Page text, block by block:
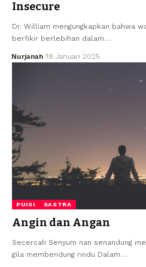
Insecure
Dr. William mengungkapkan bahwa
berfikir berlebihan dalam…
Nurjanah 18 Januari 2025
PUISI SASTRA
Angin dan Angan
Secercah Senyum nan senandung
gila membendung rindu Dalam…